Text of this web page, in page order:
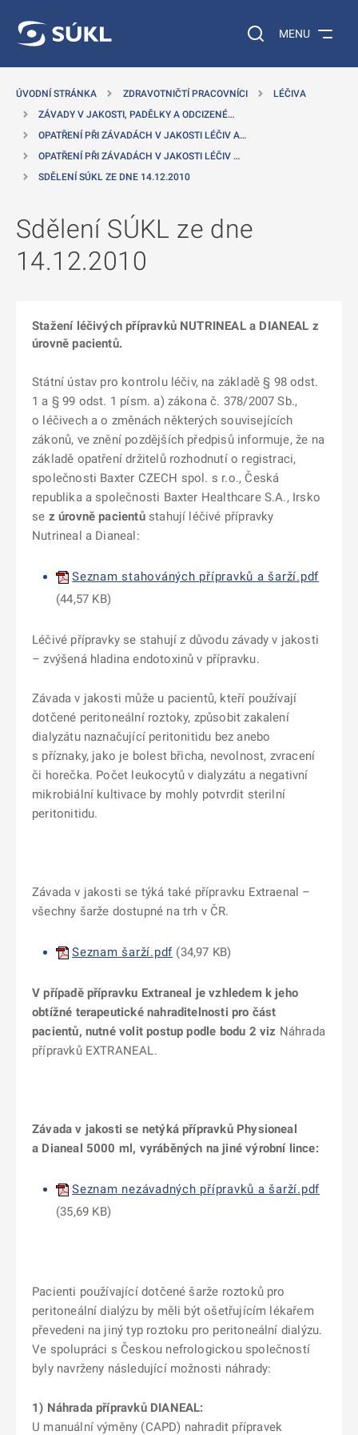
Vyhledávání na
MENU
ÚVODNÍ STRÁNKA ZDRAVOTNIČTÍ PRACOVNÍCI
LÉČIVA
ZÁVADY V JAKOSTI, PADĚLKY A ODCIZENÉ…
OPATŘENÍ PŘI ZÁVADÁCH V JAKOSTI LÉČIV A…
OPATŘENÍ PŘI ZÁVADÁCH V JAKOSTI LÉČIV …
SDĚLENÍ SÚKL ZE DNE 14.12.2010
Sdělení SÚKL ze dne
14.12.2010
Stažení léčivých přípravků NUTRINEAL a DIANEAL z
úrovně pacientů.
Státní ústav pro kontrolu léčiv, na základě § 98 odst.
1 a § 99 odst. 1 písm. a) zákona č. 378/2007 Sb.,
o léčivech a o změnách některých souvisejících
zákonů, ve znění pozdějších předpisů informuje, že na
základě opatření držitelů rozhodnutí o registraci,
společnosti Baxter CZECH spol. s r.o., Česká
republika a společnosti Baxter Healthcare S.A., Irsko
se z úrovně pacientůstahují léčivé přípravky
Nutrineal a Dianeal:
Seznam stahováných přípravků a šarží.pdf
(44,57 KB)
Léčivé přípravky se stahují z důvodu závady v jakosti
– zvýšená hladina endotoxinů v přípravku.
Závada v jakosti může u pacientů, kteří používají
dotčené peritoneální roztoky, způsobit zakalení
dialyzátu naznačující peritonitidu bez anebo
s příznaky, jako je bolest břicha, nevolnost, zvracení
či horečka. Počet leukocytů v dialyzátu a negativní
mikrobiální kultivace by mohly potvrdit sterilní
peritonitidu.
Závada v jakosti se týká také přípravku Extraenal –
všechny šarže dostupné na trh v ČR.
Seznam šarží.pdf (34,97 KB)
V případě přípravku Extraneal jevzhledem k jeho
obtížné terapeutické nahraditelnosti pro část
pacientů, nutné volit postup podle bodu 2 viz Náhrada
přípravků EXTRANEAL.
Závada v jakosti se netýká přípravků Physioneal
a Dianeal 5000 ml, vyráběných na jiné výrobní lince:
Seznam nezávadných přípravků a šarží.pdf
(35,69 KB)
Pacienti používající dotčené šarže roztoků pro
peritoneální dialýzu by měli být ošetřujícím lékařem
převedeni na jiný typ roztoku pro peritoneální dialýzu.
Ve spolupráci s Českou nefrologickou společností
byly navrženy následující možnosti náhrady:
1) Náhrada přípravků DIANEAL:
U manuální výměny (CAPD) nahradit přípravek